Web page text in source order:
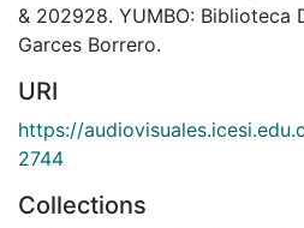
& 202928. YUMBO: Biblioteca
Garces Borrero.
URI
https://
2744
Collections